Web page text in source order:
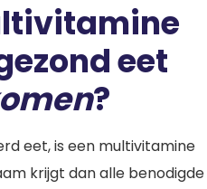
eet
?
eet, is een multivitamine
krijgt dan alle benodigde